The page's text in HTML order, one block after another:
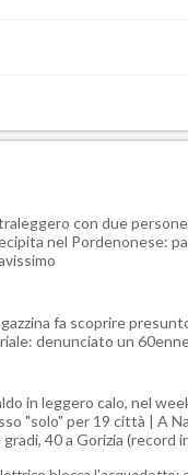
con due
nel Pordenonese:
fa scoprire
denunciato un
in leggero calo, nel
"solo" per 19 città | A
gradi, 40 a Gorizia (record